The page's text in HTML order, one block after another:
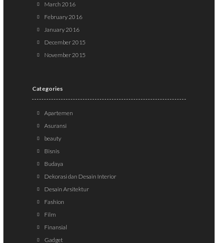
March 2016
February 2016
January 2016
December 2015
November 2015
Categories
Apartemen
Asuransi
beauty
Bisnis
Budaya
Dekorasi dan Desain Interior
Desain Arsitektur
Fashion
Film
Finansial
Gadget